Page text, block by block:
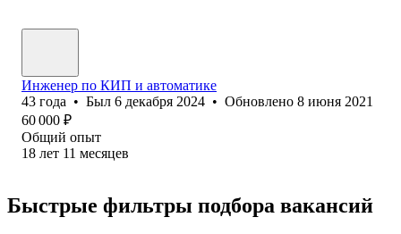
Инженер по КИП и автоматике
43 года • Был 6 декабря 2024 • Обновлено 8 июня 2021
60 000 ₽
Общий опыт
18 лет 11 месяцев
Быстрые фильтры подбора вакансий